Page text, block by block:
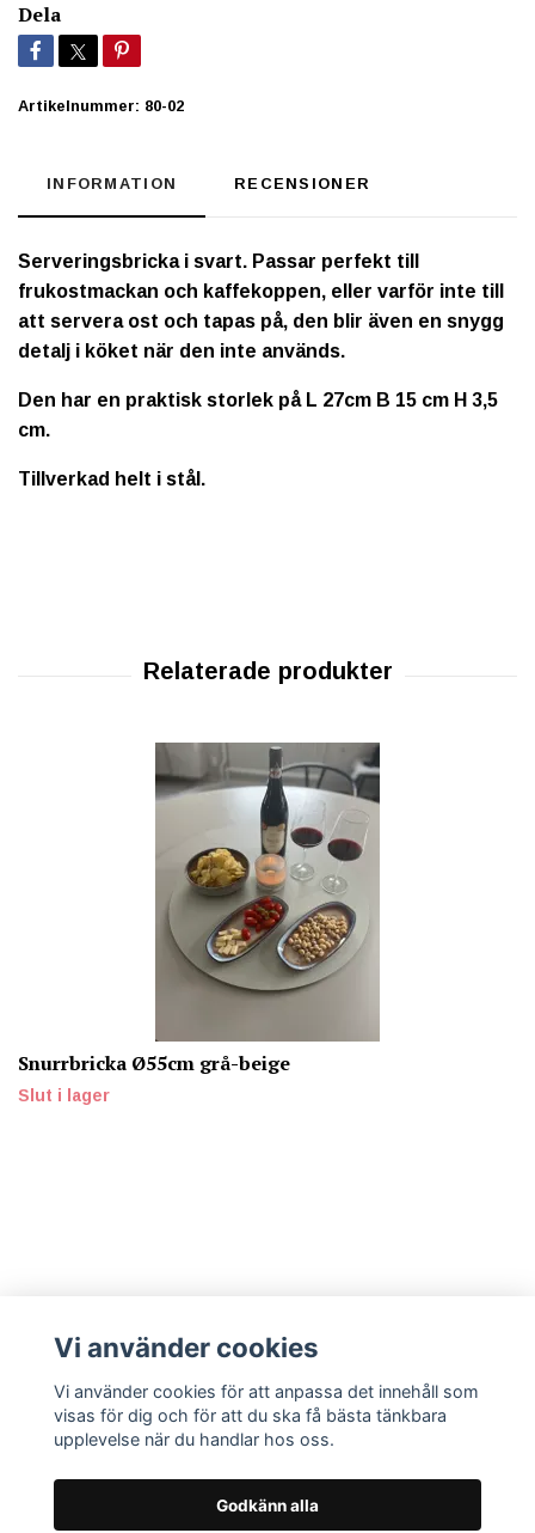
Dela
Artikelnummer: 80-02
INFORMATION RECENSIONER
Serveringsbricka i svart. Passar perfekt till
frukostmackan och kaffekoppen, eller varför inte till
att servera ost och tapas på, den blir även en snygg
detalj i köket när den inte används.
Den har en praktisk storlek på L 27cm B 15 cm H 3,5
cm.
Tillverkad helt i stål.
Snurrbricka Ø55cm grå-beige
Slut i lager
Sociala medier
Vi använder cookies
Vi använder cookies för att anpassa det innehåll som
visas för dig och för att du ska få bästa tänkbara
upplevelse när du handlar hos oss.
Godkänn alla